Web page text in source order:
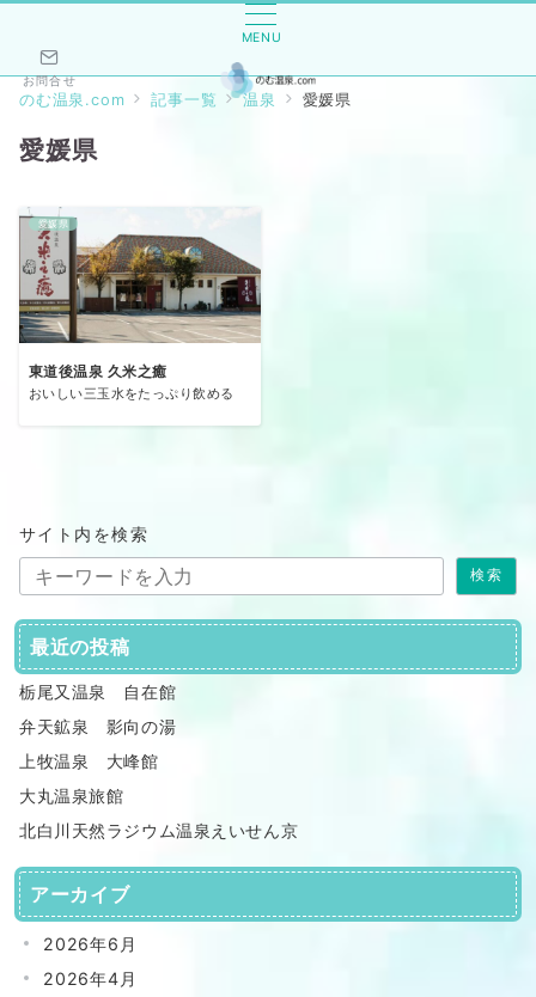
MENU
お問合せ
のむ温泉.com 記事一覧 温泉 愛媛県
愛媛県
愛媛県
東道後温泉 久米之癒
おいしい三玉水をたっぷり飲める
サイト内を検索
検索
最近の投稿
栃尾又温泉 自在館
弁天鉱泉 影向の湯
上牧温泉 大峰館
大丸温泉旅館
北白川天然ラジウム温泉えいせん京
アーカイブ
2026年6月
2026年4月